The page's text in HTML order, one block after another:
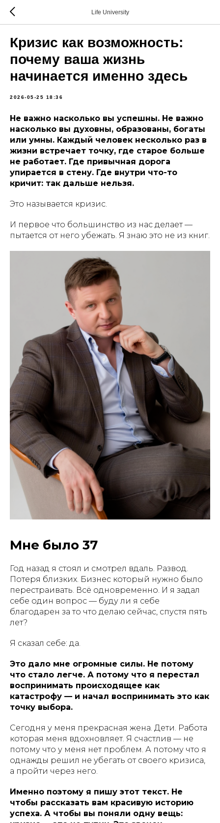
Life University
Кризис как возможность:
почему ваша жизнь
начинается именно здесь
2026-05-25 18:36
Не важно насколько вы успешны. Не важно
насколько вы духовны, образованы, богаты
или умны. Каждый человек несколько раз в
жизни встречает точку, где старое больше
не работает. Где привычная дорога
упирается в стену. Где внутри что-то
кричит: так дальше нельзя.
Это называется кризис.
И первое что большинство из нас делает —
пытается от него убежать. Я знаю это не из книг.
Мне было 37
Год назад я стоял и смотрел вдаль. Развод.
Потеря близких. Бизнес который нужно было
перестраивать. Всё одновременно. И я задал
себе один вопрос — буду ли я себе
благодарен за то что делаю сейчас, спустя пять
лет?
Я сказал себе: да.
Это дало мне огромные силы. Не потому
что стало легче. А потому что я перестал
воспринимать происходящее как
катастрофу — и начал воспринимать это как
точку выбора.
Сегодня у меня прекрасная жена. Дети. Работа
которая меня вдохновляет. Я счастлив — не
потому что у меня нет проблем. А потому что я
однажды решил не убегать от своего кризиса,
а пройти через него.
Именно поэтому я пишу этот текст. Не
чтобы рассказать вам красивую историю
успеха. А чтобы вы поняли одну вещь: